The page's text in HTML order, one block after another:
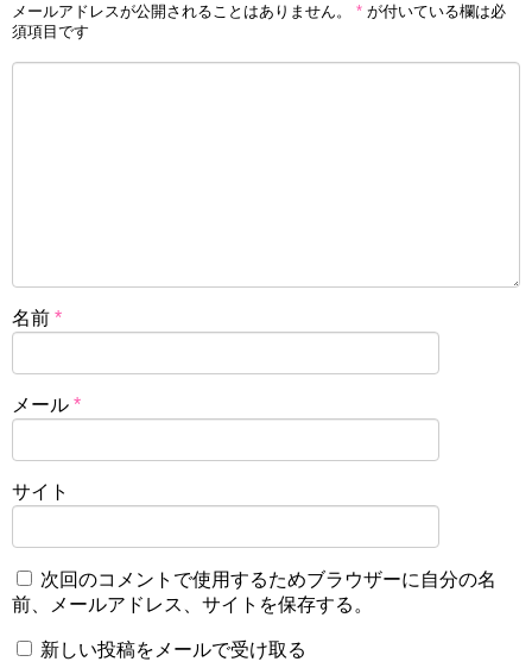
メールアドレスが公開されることはありません。 * が付いている欄は必
須項目です
名前 *
メール *
サイト
次回のコメントで使用するためブラウザーに自分の名
前、メールアドレス、サイトを保存する。
新しい投稿をメールで受け取る